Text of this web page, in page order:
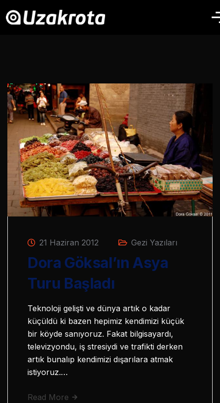
21 Haziran 2012 Gezi Yazıları
Dora Göksal’ın Asya
Turu Başladı
Teknoloji gelişti ve dünya artık o kadar
küçüldü ki bazen hepimiz kendimizi küçük
bir köyde sanıyoruz. Fakat bilgisayardı,
televizyondu, iş stresiydi ve trafikti derken
artık bunalıp kendimizi dışarılara atmak
istiyoruz.…
Read More